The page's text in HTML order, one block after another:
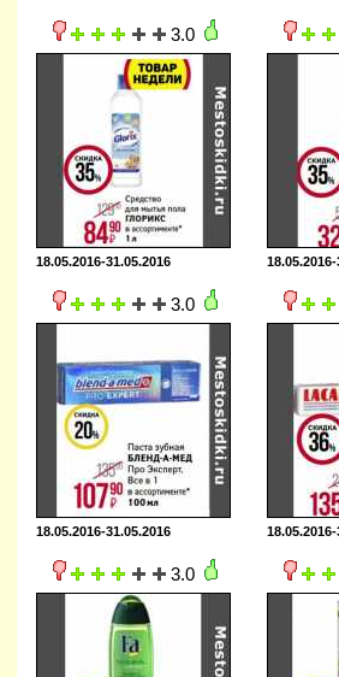
3.0
18.05.2016-31.05.2016
3.0
18.05.2016-31.05.2016
3.0